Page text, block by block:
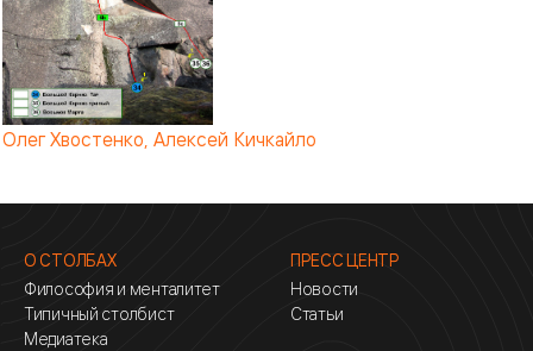
Олег Хвостенко, Алексей Кичкайло
О СТОЛБАХ
Философия и менталитет
Типичный столбист
Медиатека
ПРЕСС ЦЕНТР
Новости
Статьи